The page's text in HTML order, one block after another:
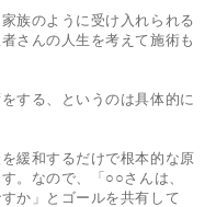
族のように受け入れられる
さんの人生を考えて施術も
する、というのは具体的に
緩和するだけで根本的な原
。なので、「○○さんは、
か」とゴールを共有して